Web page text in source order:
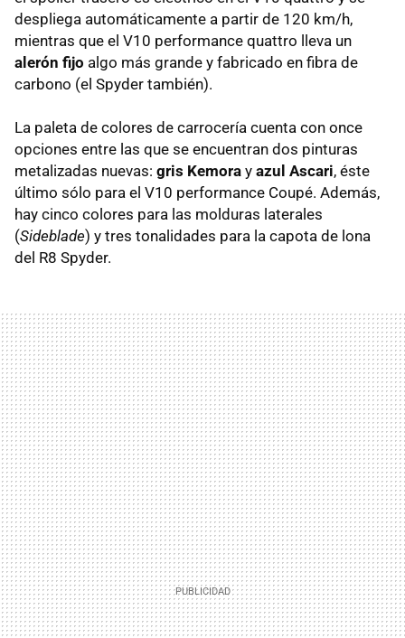
despliega automáticamente a partir de 120 km/h,
mientras que el V10 performance quattro lleva un
alerón fijo algo más grande y fabricado en fibra de
carbono (el Spyder también).
La paleta de colores de carrocería cuenta con once
opciones entre las que se encuentran dos pinturas
metalizadas nuevas: gris Kemora y azul Ascari, éste
último sólo para el V10 performance Coupé. Además,
hay cinco colores para las molduras laterales
(Sideblade) y tres tonalidades para la capota de lona
del R8 Spyder.